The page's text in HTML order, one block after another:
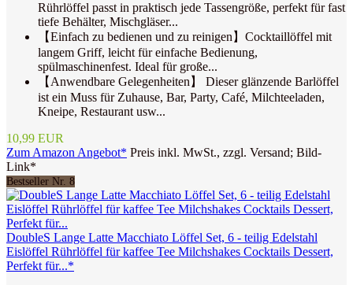
Rührlöffel passt in praktisch jede Tassengröße, perfekt für fast
tiefe Behälter, Mischgläser...
【Einfach zu bedienen und zu reinigen】Cocktaillöffel mit
langem Griff, leicht für einfache Bedienung,
spülmaschinenfest. Ideal für große...
【Anwendbare Gelegenheiten】 Dieser glänzende Barlöffel
ist ein Muss für Zuhause, Bar, Party, Café, Milchteeladen,
Kneipe, Restaurant usw...
10,99 EUR
Zum Amazon Angebot* Preis inkl. MwSt., zzgl. Versand; Bild-
Link*
Bestseller Nr. 8
DoubleS Lange Latte Macchiato Löffel Set, 6 - teilig Edelstahl
Eislöffel Rührlöffel für kaffee Tee Milchshakes Cocktails Dessert,
Perfekt für...*